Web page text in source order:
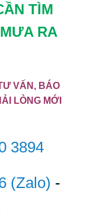
TÌM
RA
VẤN, BÁO
LÒNG MỚI
3894
(Zalo) -